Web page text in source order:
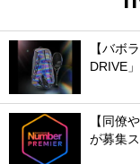
【バボ
DRIVE
【同僚
が募集